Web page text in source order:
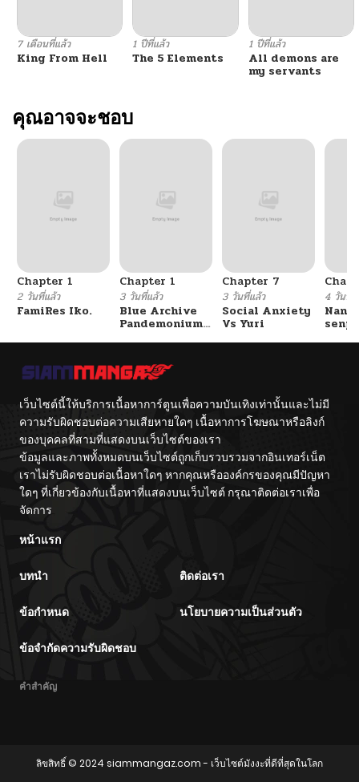
7 เดือนที่แล้ว
King From Hell
1 ปีที่แล้ว
The 5 Elements
1 ปีที่แล้ว
All demons are
my servants
คุณอาจจะชอบ
Chapter 1
2 วันที่แล้ว
FamiRes Iko.
Chapter 1
3 วันที่แล้ว
Blue Archive
Pandemonium
Chapter 7
3 วันที่แล้ว
Social Anxiety
Vs Yuri
4 วันที่
เว็บไซต์นี้ให้บริการเนื้อหาการ์ตูนเพื่อความบันเทิงเท่านั้นและไม่มี
ความรับผิดชอบต่อความเสียหายใดๆ เนื้อหาการโฆษณาหรือลิงก์
ของบุคคลที่สามที่แสดงบนเว็บไซต์ของเรา
ข้อมูลและภาพทั้งหมดบนเว็บไซต์ถูกเก็บรวบรวมจากอินเทอร์เน็ต
เราไม่รับผิดชอบต่อเนื้อหาใดๆ หากคุณหรือองค์กรของคุณมีปัญหา
ใดๆ ที่เกี่ยวข้องกับเนื้อหาที่แสดงบนเว็บไซต์ กรุณาติดต่อเราเพื่อ
จัดการ
หน้าแรก
บทนำ ติดต่อเรา
ข้อกำหนด นโยบายความเป็นส่วนตัว
ข้อจำกัดความรับผิดชอบ
คำสำคัญ
ลิขสิทธิ์ © 2024 siammangaz.com- เว็บไซต์มังงะที่ดีที่สุดในโลก